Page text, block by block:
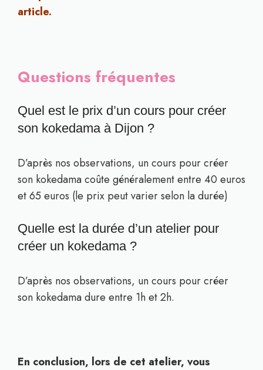
article.
Questions fréquentes
Quel est le prix d’un cours pour créer
son kokedama à Dijon ?
D’après nos observations, un cours pour créer
son kokedama coûte généralement entre 40 euros
et 65 euros (le prix peut varier selon la durée)
Quelle est la durée d’un atelier pour
créer un kokedama ?
D’après nos observations, un cours pour créer
son kokedama dure entre 1h et 2h.
En conclusion, lors de cet atelier, vous